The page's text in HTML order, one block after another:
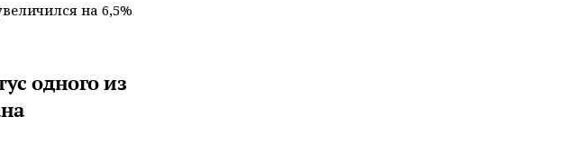
на 6,5%
одного из